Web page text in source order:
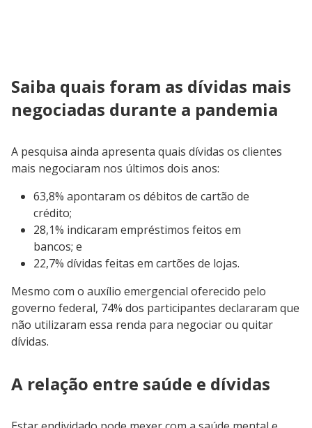
Saiba quais foram as dívidas mais
negociadas durante a pandemia
A pesquisa ainda apresenta quais dívidas os clientes
mais negociaram nos últimos dois anos:
63,8% apontaram os débitos de cartão de
crédito;
28,1% indicaram empréstimos feitos em
bancos; e
22,7% dívidas feitas em cartões de lojas.
Mesmo com o auxílio emergencial oferecido pelo
governo federal, 74% dos participantes declararam que
não utilizaram essa renda para negociar ou quitar
dívidas.
A relação entre saúde e dívidas